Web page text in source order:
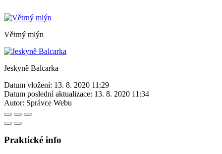
Větrný mlýn
Jeskyně Balcarka
Datum vložení: 13. 8. 2020 11:29
Datum poslední aktualizace: 13. 8. 2020 11:34
Autor: Správce Webu
Praktické info